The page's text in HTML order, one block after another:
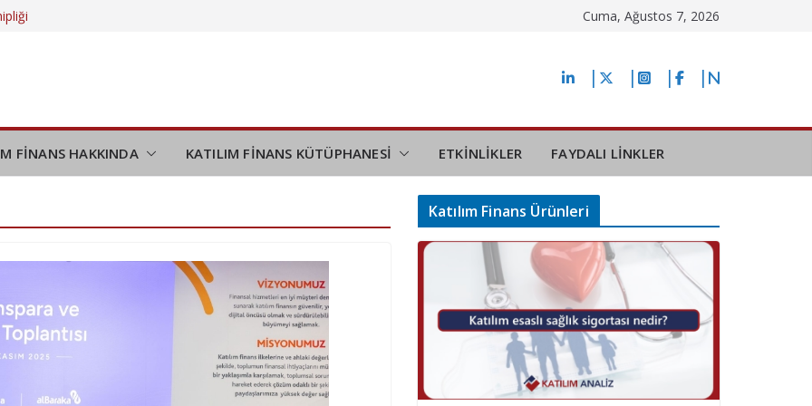
da
Cuma, Ağustos 7, 2026
FİNANS HAKKINDA KATILIM FİNANS KÜTÜPHANESİ ETKİNLİKLER FAYDALI LİNKLER
Katılım Finans Ürünleri